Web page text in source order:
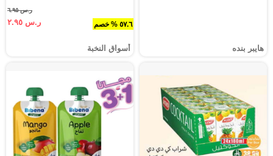
هايبر بنده
٥٧.٦ % خصم
ر.س ٦.٩٥
ر.س ٢.٩٥
أسواق النخبة